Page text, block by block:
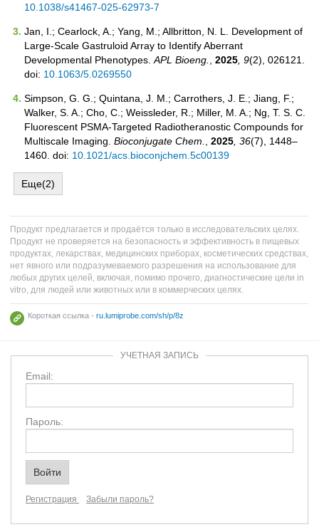
10.1038/s41467-025-62973-7
Jan, I.; Cearlock, A.; Yang, M.; Allbritton, N. L. Development of
Large-Scale Gastruloid Array to Identify Aberrant
Developmental Phenotypes. APL Bioeng. 2025 , 9(2), 026121.
doi: 10.1063/5.0269550
Simpson, G. G.; Quintana, J. M.; Carrothers, J. E.; Jiang, F.;
Walker, S. A.; Cho, C.; Weissleder, R.; Miller, M. A.; Ng, T. S. C.
Fluorescent PSMA-Targeted Radiotheranostic Compounds for
Multiscale Imaging. Bioconjugate Chem. 2025 , 36(7), 1448–
1460. doi: 10.1021/acs.bioconjchem.5c00139
Еще(2)
Продукт предлагается и продаётся только в исследовательских целях.
Продукт не проверяется на безопасность и эффективность в пищевых
продуктах, лекарствах, медицинских приборах, косметических средствах,
нет явного или подразумеваемого разрешения на использование для
любых других целей, включая, помимо прочего, диагностические цели in
vitro, для людей или животных или в коммерческих целях.
Короткая ссылка - ru.lumiprobe.com/sh/p/8z
УЧЕТНАЯ ЗАПИСЬ
Email:
Пароль:
Регистрация Забыли пароль?